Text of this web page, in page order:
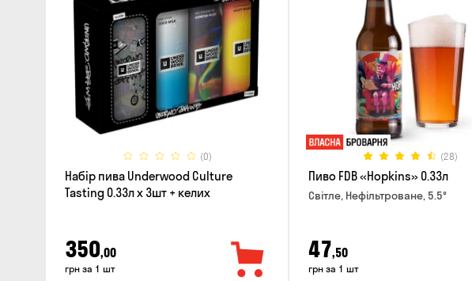
(0)
Набір пива Underwood Culture
Tasting 0.33л x 3шт + келих
350,00
грн за 1 шт
(28)
Пиво FDB «Hopkins» 0.33л
Світле, Нефільтроване, 5.5°
47,50
грн за 1 шт